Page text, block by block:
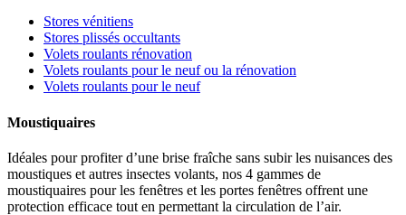
Stores vénitiens
Stores plissés occultants
Volets roulants rénovation
Volets roulants pour le neuf ou la rénovation
Volets roulants pour le neuf
Moustiquaires
Idéales pour profiter d’une brise fraîche sans subir les nuisances des
moustiques et autres insectes volants, nos 4 gammes de
moustiquaires pour les fenêtres et les portes fenêtres offrent une
protection efficace tout en permettant la circulation de l’air.